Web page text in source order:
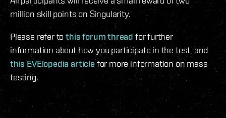
million skill points on Singularity.
Please refer tothis forum thread for further
information about how you participate in the test, and
this EVElopedia article for more information on mass
testing.